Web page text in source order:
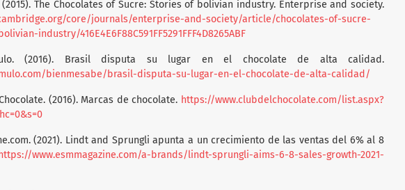
(2015). The Chocolates of Sucre: Stories of bolivian industry. Enterprise and society.
core/journals/enterprise-and-society/article/chocolates-of-sucre-
industry/416E4E6F88C591FF5291FFF4D8265ABF
(2016). Brasil disputa su lugar en el chocolate de alta calidad.
bienmesabe/brasil-disputa-su-lugar-en-el-chocolate-de-alta-calidad/
(2016). Marcas de chocolate. https://www.clubdelchocolate.com/list.aspx?
(2021). Lindt and Sprungli apunta a un crecimiento de las ventas del 6% al 8
https://www.esmmagazine.com/a-brands/lindt-sprungli-aims-6-8-sales-growth-2021-